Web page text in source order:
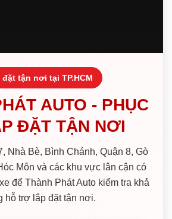
đặt tận nơi tại TP.HCM
AUTO - PHỤC
ĐẶT TẬN NƠI
Nhà Bè, Bình Chánh, Quận 8, Gò
Môn và các khu vực lân cận có
để Thành Phát Auto kiểm tra khả
hỗ trợ lắp đặt tận nơi.